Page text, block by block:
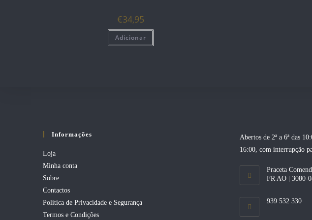
€34,95
Adicionar
Informações
Loja
Minha conta
Sobre
Contactos
Politica de Privacidade e Segurança
Termos e Condições
Abertos de 2ª a 6ª das
16:00, com interrupção
Praceta
FR AO | 3080-
939 532 330